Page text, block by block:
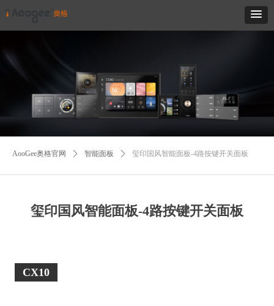
玺印国风智能面板-4路按键开关面板
CX10
AooGee奥格官网 ꄲ 智能面板 ꄲ 玺印国风智能面板-4路按键开关面板